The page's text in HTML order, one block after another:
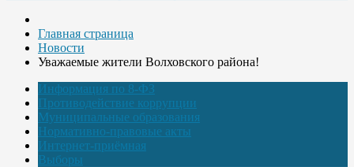
Главная страница
Новости
Уважаемые жители Волховского района!
Информация по 8-ФЗ
Противодействие коррупции
Муниципальные образования
Нормативно-правовые акты
Интернет-приёмная
Выборы